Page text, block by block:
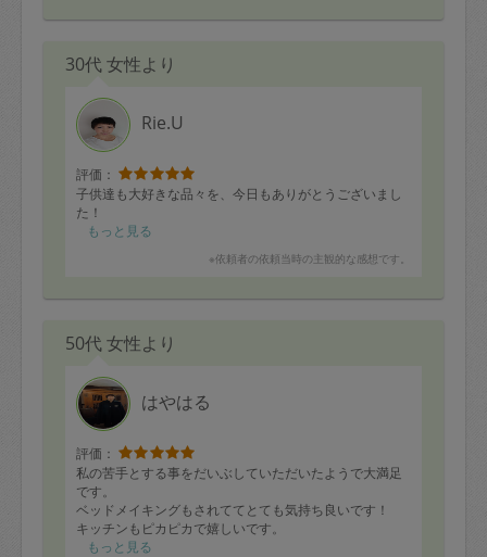
30代 女性より
Rie.U
評価：
子供達も大好きな品々を、今日もありがとうございまし
た！
もっと見る
※依頼者の依頼当時の主観的な感想です。
50代 女性より
はやはる
評価：
私の苦手とする事をだいぶしていただいたようで大満足
です。
ベッドメイキングもされててとても気持ち良いです！
キッチンもピカピカで嬉しいです。
またお願いします。
もっと見る